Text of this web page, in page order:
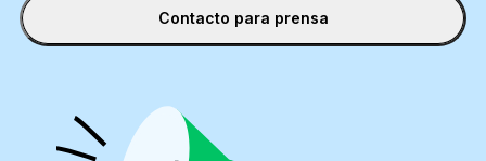
Contacto para prensa